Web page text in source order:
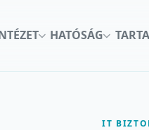
HATÓSÁG
IT